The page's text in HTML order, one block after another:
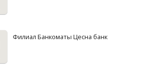
Филиал Банкоматы Цесна банк